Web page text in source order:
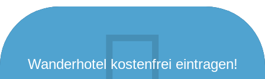
Wanderhotel kostenfrei eintragen!